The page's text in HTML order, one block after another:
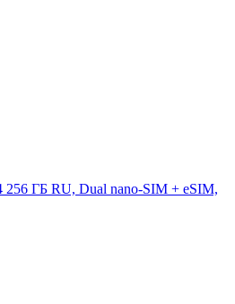
ГБ RU, Dual nano-SIM + eSIM,